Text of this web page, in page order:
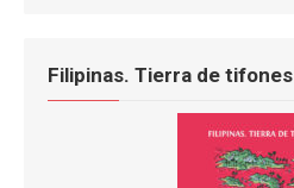
Filipinas. Tierra de tifones